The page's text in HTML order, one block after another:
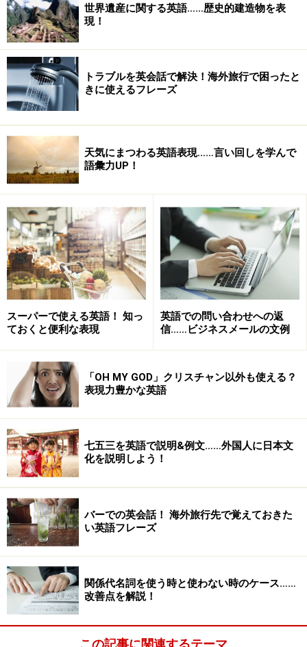
go, do, finishは、「be動詞＋過去分詞」で
も完了形
「be動詞＋過去分詞」で完了形になる具体例を見てみま
しょう。
All hopeis gone .（望みはすべて消えうせた）
I'm not finishedyet.（まだ終わっていない）
Areyoudonewith your homework?（宿題は終わっ
たの？）
これらのフレーズは、完了形の古い文法の名残。昔は
come、set、change など移動や変化を表す自動詞（目
的語をとらない動詞）の過去分詞とbe動詞で、動作が完
了した後の結果を表していました。現在では、go, do,
finish などの動詞でのみ、この用法が使われています。
「ロイヤル英文法」によると、上記の finished のような
過去分詞は、形容詞化していると考えられる場合が多い
とのこと。実際に辞書で finished をひいてみると、形容
世界遺産に関する英語……歴史的建造物を表
現！
トラブルを英会話で解決！海外旅行で困ったと
きに使えるフレーズ
天気にまつわる英語表現……言い回しを学んで
語彙力UP！
スーパーで使える英語！ 知っ
ておくと便利な表現
英語での問い合わせへの返
信……ビジネスメールの文例
「OH MY GOD」クリスチャン以外も使える？
表現力豊かな英語
七五三を英語で説明&例文……外国人に日本文
化を説明しよう！
バーでの英会話！ 海外旅行先で覚えておきた
い英語フレーズ
関係代名詞を使う時と使わない時のケース……
改善点を解説！
この記事に関連するテーマ